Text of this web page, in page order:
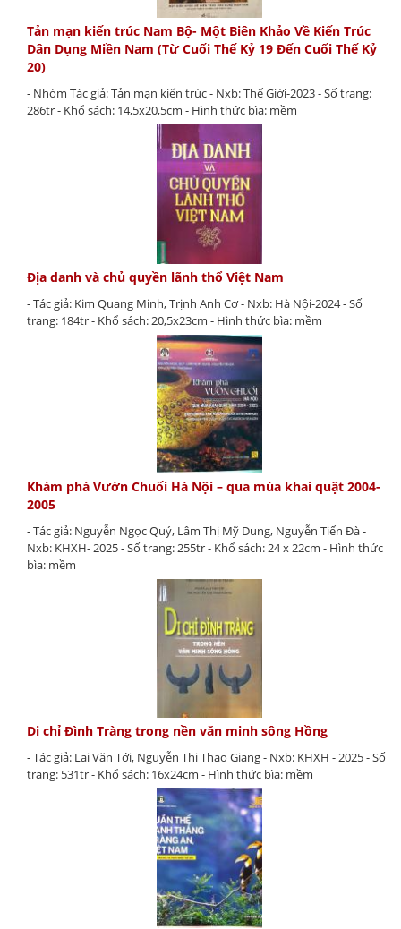
Tản mạn kiến trúc Nam Bộ- Một Biên Khảo Về Kiến Trúc
Dân Dụng Miền Nam (Từ Cuối Thế Kỷ 19 Đến Cuối Thế Kỷ
20)
- Nhóm Tác giả: Tản mạn kiến trúc - Nxb: Thế Giới-2023 - Số trang:
286tr - Khổ sách: 14,5x20,5cm - Hình thức bìa: mềm
Địa danh và chủ quyền lãnh thổ Việt Nam
- Tác giả: Kim Quang Minh, Trịnh Anh Cơ - Nxb: Hà Nội-2024 - Số
trang: 184tr - Khổ sách: 20,5x23cm - Hình thức bìa: mềm
Khám phá Vườn Chuối Hà Nội – qua mùa khai quật 2004-
2005
- Tác giả: Nguyễn Ngọc Quý, Lâm Thị Mỹ Dung, Nguyễn Tiến Đà -
Nxb: KHXH- 2025 - Số trang: 255tr - Khổ sách: 24 x 22cm - Hình thức
bìa: mềm
Di chỉ Đình Tràng trong nền văn minh sông Hồng
- Tác giả: Lại Văn Tới, Nguyễn Thị Thao Giang - Nxb: KHXH - 2025 - Số
trang: 531tr - Khổ sách: 16x24cm - Hình thức bìa: mềm